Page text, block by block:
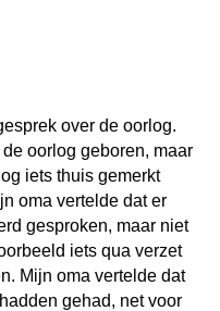
over de oorlog.
oorlog geboren, maar
iets thuis gemerkt
oma vertelde dat er
gesproken, maar niet
iets qua verzet
Mijn oma vertelde dat
gehad, net voor